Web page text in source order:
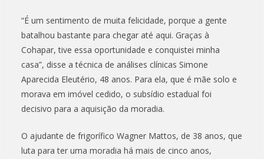
“É um sentimento de muita felicidade, porque a gente
batalhou bastante para chegar até aqui. Graças à
Cohapar, tive essa oportunidade e conquistei minha
casa”, disse a técnica de análises clínicas Simone
Aparecida Eleutério, 48 anos. Para ela, que é mãe solo e
morava em imóvel cedido, o subsídio estadual foi
decisivo para a aquisição da moradia.
O ajudante de frigorífico Wagner Mattos, de 38 anos, que
luta para ter uma moradia há mais de cinco anos,